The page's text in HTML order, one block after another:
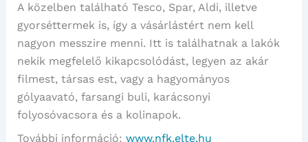
A közelben található Tesco, Spar, Aldi, illetve
gyorséttermek is, így a vásárlástért nem kell
nagyon messzire menni. Itt is találhatnak a lakók
nekik megfelelő kikapcsolódást, legyen az akár
filmest, társas est, vagy a hagyományos
gólyaavató, farsangi buli, karácsonyi
folyosóvacsora és a kolinapok.
További információ: www.nfk.elte.hu